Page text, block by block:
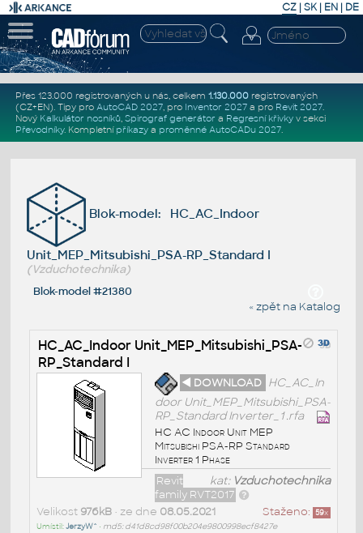
CZ | SK| EN | DE
Přes 123.000 registrovaných u nás, celkem 1.130.000registrovaných
(CZ+EN). Tipy pro AutoCAD 2027, pro Inventor 2027a pro Revit 2027.
Nový Kalkulátor nosníků, Spirograf generátor a Regresní křivkyv sekci
Převodníky. Kompletní příkazya proměnné AutoCADu 2027.
Blok-model: HC_AC_Indoor
Unit_MEP_Mitsubishi_PSA-RP_Standard I
(Vzduchotechnika)
Blok-model #21380
« zpět na Katalog
HC_AC_Indoor Unit_MEP_Mitsubishi_PSA-
RP_Standard I
◄ DOWNLOAD HC_AC_In
door Unit_MEP_Mitsubishi_PSA-
RP_Standard Inverter_1 .rfa
HC AC Indoor Unit MEP
Mitsubishi PSA-RP Standard
Inverter 1 Phase
kat: Vzduchotechnika
Revit
family RVT2017
Staženo: 59x
Velikost 976kB• ze dne 08.05.2021
Umístil:JerzyW^ • md5: d41d8cd98f00b204e9800998ecf8427e